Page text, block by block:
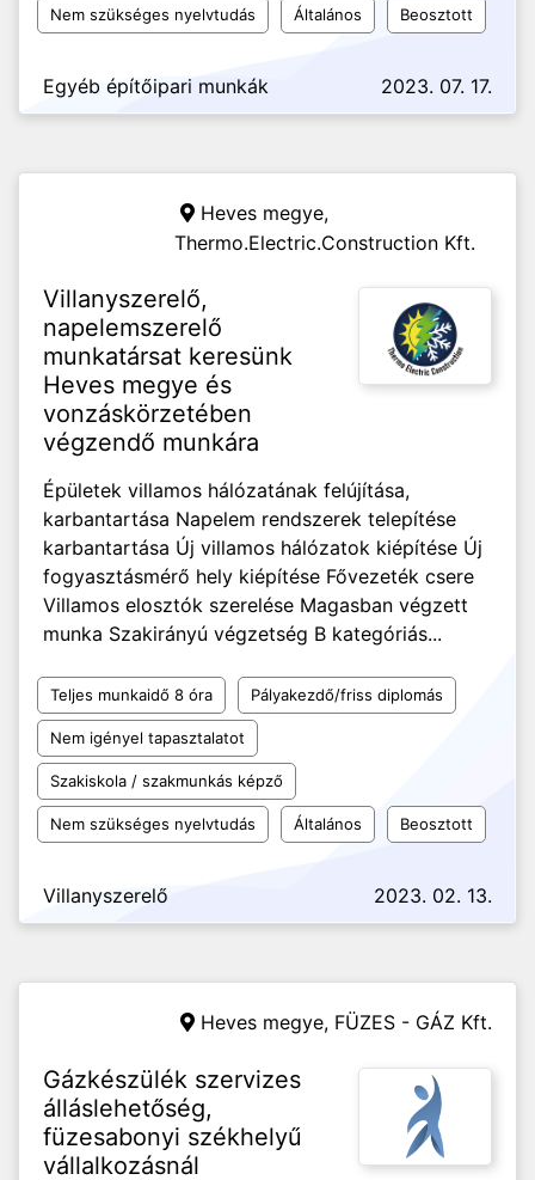
Nem szükséges nyelvtudás Általános Beosztott
Egyéb építőipari munkák 2023. 07. 17.
Heves megye,
Thermo.Electric.Construction Kft.
Villanyszerelő,
napelemszerelő
munkatársat keresünk
Heves megye és
vonzáskörzetében
végzendő munkára
Épületek villamos hálózatának felújítása,
karbantartása Napelem rendszerek telepítése
karbantartása Új villamos hálózatok kiépítése Új
fogyasztásmérő hely kiépítése Fővezeték csere
Villamos elosztók szerelése Magasban végzett
munka Szakirányú végzetség B kategóriás...
Teljes munkaidő 8 óra Pályakezdő/friss diplomás
Nem igényel tapasztalatot
Szakiskola / szakmunkás képző
Nem szükséges nyelvtudás Általános Beosztott
Villanyszerelő 2023. 02. 13.
Heves megye, FÜZES - GÁZ Kft.
Gázkészülék szervizes
álláslehetőség,
füzesabonyi székhelyű
vállalkozásnál